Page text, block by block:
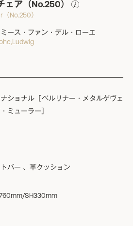
ェア（No.250）
No.250）
ース・ファン・デル・ローエ
ショナル［ベルリナー・メタルゲヴェ
ミューラー］
バー 、革クッション
SH330mm